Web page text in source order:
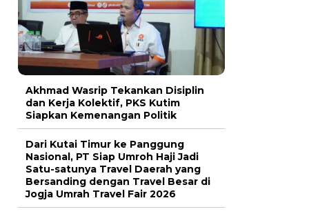
Akhmad Wasrip Tekankan Disiplin
dan Kerja Kolektif, PKS Kutim
Siapkan Kemenangan Politik
Dari Kutai Timur ke Panggung
Nasional, PT Siap Umroh Haji Jadi
Satu-satunya Travel Daerah yang
Bersanding dengan Travel Besar di
Jogja Umrah Travel Fair 2026